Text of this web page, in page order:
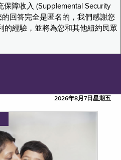
保障收入 (Supplemental Security
的回答完全是匿名的，我們感謝您
的經驗，並將為您和其他紐約民眾
2026年8月7日星期五